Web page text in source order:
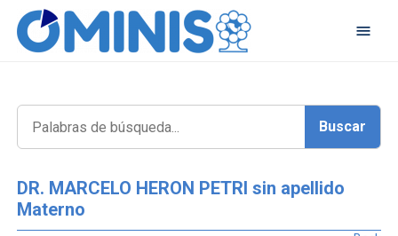
DR. MARCELO HERON PETRI sin apellido
Materno